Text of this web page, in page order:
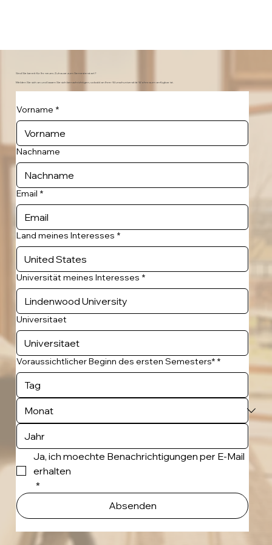
Sind Sie bereit für Ihr neues Zuhause zum Semesterstart?
Melden Sie sich an und lassen Sie sich benachrichtigen, sobald an Ihrer Wunschuniversität Wohnraum verfügbar ist.
Vorname *
Nachname
Email *
Land meines Interesses *
Universität meines Interesses *
Universitaet
Voraussichtlicher Beginn des ersten Semesters* *
Ja, ich moechte Benachrichtigungen per E-Mail
erhalten
*
Absenden